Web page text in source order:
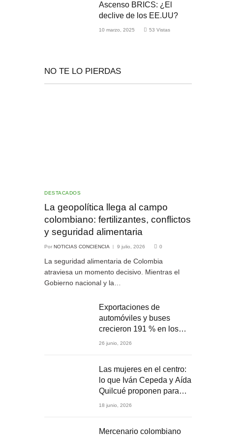
Ascenso BRICS: ¿El
declive de los EE.UU?
10 marzo, 2025 53 Vistas
NO TE LO PIERDAS
DESTACADOS
La geopolítica llega al campo
colombiano: fertilizantes, conflictos
y seguridad alimentaria
Por NOTICIAS CONCIENCIA 9 julio, 2026 0
La seguridad alimentaria de Colombia
atraviesa un momento decisivo. Mientras el
Gobierno nacional y la…
Exportaciones de
automóviles y buses
crecieron 191 % en los
primeros cuatro meses de
26 junio, 2026
Las mujeres en el centro:
lo que Iván Cepeda y Aída
Quilcué proponen para
Colombia
18 junio, 2026
Mercenario colombiano